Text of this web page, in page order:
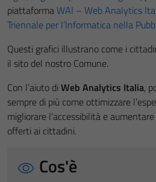
piattaformaWAI – Web Analytics
Triennale per l’Informatica nella
Questi grafici illustrano come i
il sito del nostro Comune.
Con l’aiuto di Web Analytics Italia,
sempre di più come ottimizzare
migliorare l’accessibilità e
offerti ai cittadini.
Cos'è